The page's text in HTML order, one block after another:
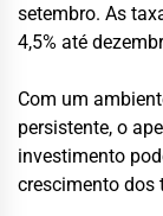
setembro. As
4,5% até
Com um
persistente, o
investimento
crescimento dos